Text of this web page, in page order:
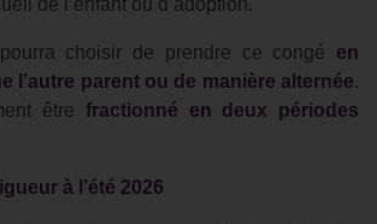
de l’enfant ou d’adoption.
choisir de prendre ce congé en
l’autre parent ou de manière alternée.
être fractionné en deux périodes
à l’été 2026